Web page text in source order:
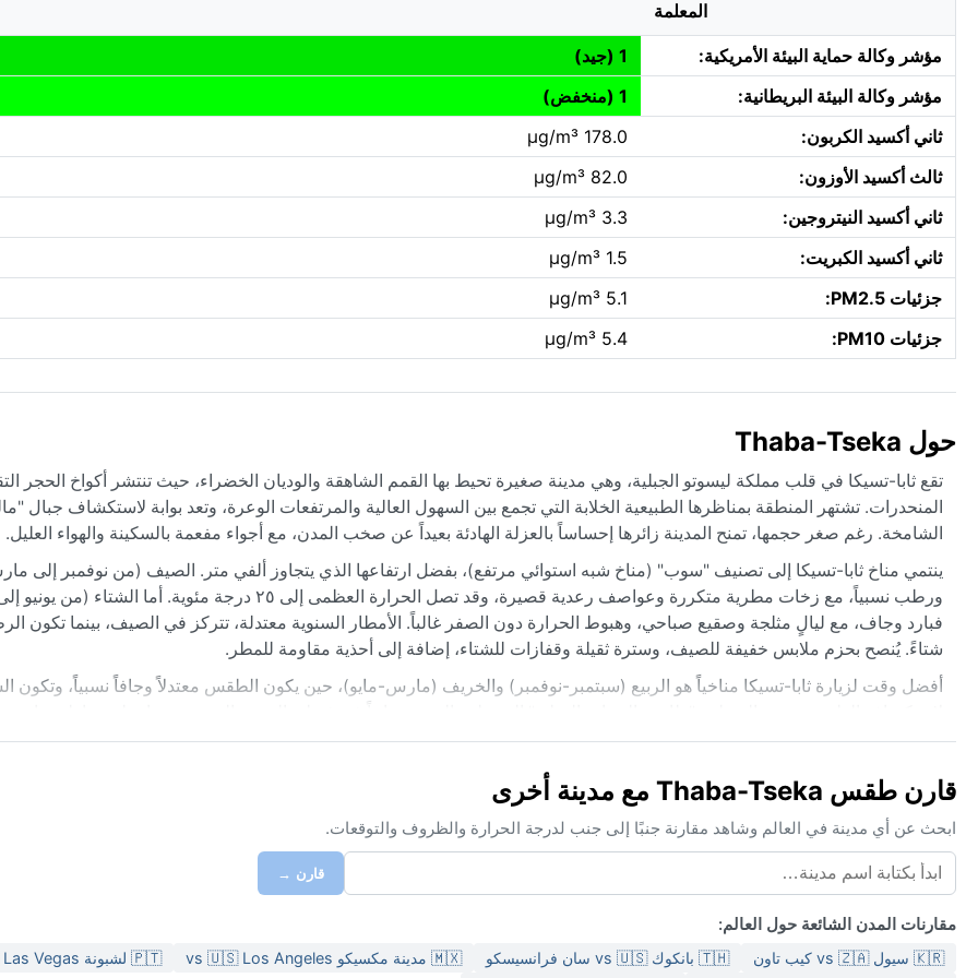
المعلمة
مؤشر وكالة حماية البيئة الأمريكية:
1 (جيد)
مؤشر وكالة البيئة البريطانية:
1 (منخفض)
ثاني أكسيد الكربون:
178.0 µg/m³
ثالث أكسيد الأوزون:
82.0 µg/m³
ثاني أكسيد النيتروجين:
3.3 µg/m³
ثاني أكسيد الكبريت:
1.5 µg/m³
جزئيات PM2.5:
5.1 µg/m³
جزئيات PM10:
5.4 µg/m³
حول Thaba-Tseka
تقع ثابا-تسيكا في قلب مملكة ليسوتو الجبلية، وهي مدينة صغيرة تحيط بها القمم الشاهقة والوديان الخضراء، حيث تنتشر أكواخ الحجر
المنحدرات. تشتهر المنطقة بمناظرها الطبيعية الخلابة التي تجمع بين السهول العالية والمرتفعات الوعرة، وتعد بوابة لاستكشاف جبال
الشامخة. رغم صغر حجمها، تمنح المدينة زائرها إحساساً بالعزلة الهادئة بعيداً عن صخب المدن، مع أجواء مفعمة بالسكينة والهواء العليل.
ينتمي مناخ ثابا-تسيكا إلى تصنيف "سوب" (مناخ شبه استوائي مرتفع)، بفضل ارتفاعها الذي يتجاوز ألفي متر. الصيف (من نوفمبر إلى
ورطب نسبياً، مع زخات مطرية متكررة وعواصف رعدية قصيرة، وقد تصل الحرارة العظمى إلى ٢٥ درجة
فبارد وجاف، مع ليالٍ مثلجة وصقيع صباحي، وهبوط الحرارة دون الصفر غالباً. الأمطار السنوية معتدلة، تتركز في الصيف، بينما تكون
شتاءً. يُنصح بحزم ملابس خفيفة للصيف، وسترة ثقيلة وقفازات للشتاء، إضافة إلى أحذية مقاومة للمطر.
أفضل وقت لزيارة ثابا-تسيكا مناخياً هو الربيع (سبتمبر-نوفمبر) والخريف (مارس-مايو)، حين يكون الطقس معتدلاً وجافاً نسبياً، وتكون
المدينة لأعاصير أو رياح سيارة قوية، لكن قد تتساقط الثلوج بشكل مفاجئ في الشتاء، مما يغلق الطرق أحياناً. إجمالاً، المناخ هنا يحافظ
قارن طقس Thaba-Tseka مع مدينة أخرى
ابحث عن أي مدينة في العالم وشاهد مقارنة جنبًا إلى جنب لدرجة الحرارة والظروف والتوقعات.
قارن →
مقارنات المدن الشائعة حول العالم:
🇰🇷 سيول vs 🇿🇦 كيب تاون 🇹🇭 بانكوك vs 🇺🇸 سان فرانسيسكو 🇲🇽 مدينة مكسيكو vs 🇺🇸 Los Angeles 🇵🇹 لشبونة vs 🇺🇸 Las Vegas